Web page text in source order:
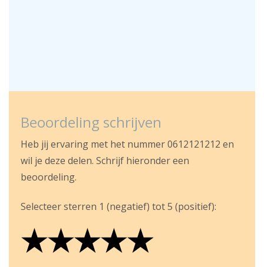
Beoordeling schrijven
Heb jij ervaring met het nummer 0612121212 en
wil je deze delen. Schrijf hieronder een
beoordeling.
Selecteer sterren 1 (negatief) tot 5 (positief):
★
★★
★★★
★★★★
★★★★★